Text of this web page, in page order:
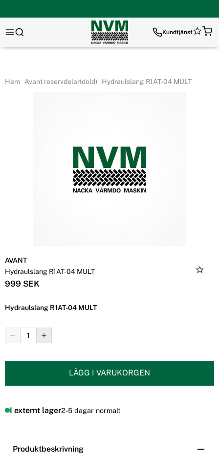
Kundtjänst
Hem Avant reservdelar(dold) Hydraulslang R1AT-04 MULT
AVANT
Hydraulslang R1AT-04 MULT
999 SEK
Hydraulslang R1AT-04 MULT
LÄGG I VARUKORGEN
I externt lager2-5 dagar normalt
Produktbeskrivning